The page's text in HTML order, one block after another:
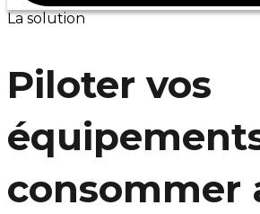
La solution
Piloter vos
consommer